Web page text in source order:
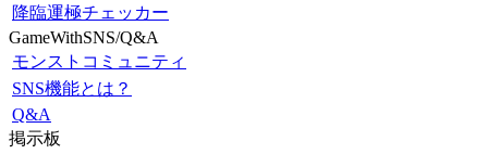
降臨運極チェッカー
GameWithSNS/Q&A
モンストコミュニティ
SNS機能とは？
Q&A
掲示板